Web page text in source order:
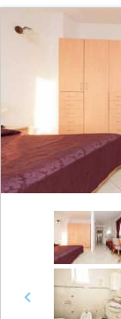
Previous